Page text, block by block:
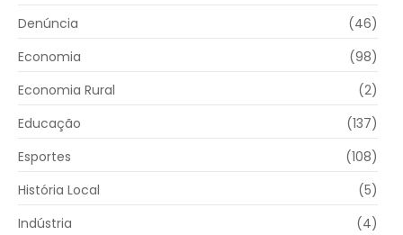
Denúncia
(46)
Economia
(98)
Economia Rural
(2)
Educação
(137)
Esportes
(108)
História Local
(5)
Indústria
(4)